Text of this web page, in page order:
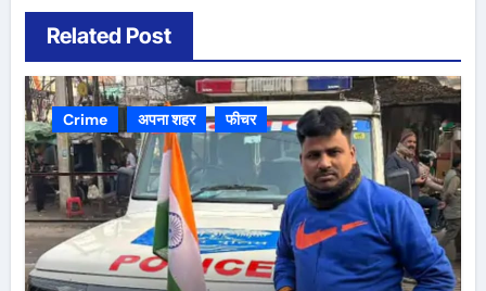
Related Post
Crime अपना शहर फीचर